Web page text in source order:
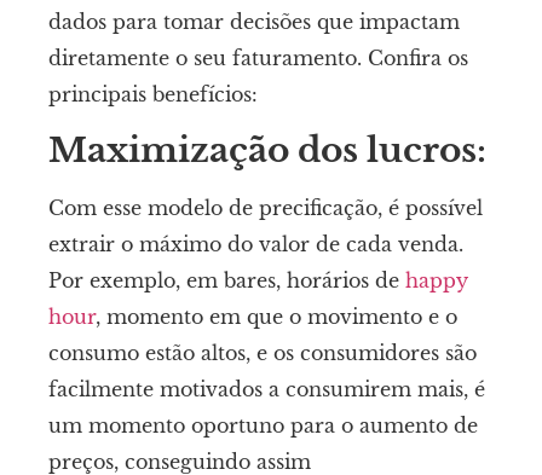
dados para tomar decisões que impactam
diretamente o seu faturamento. Confira os
principais benefícios:
Maximização dos lucros:
Com esse modelo de precificação, é possível
extrair o máximo do valor de cada venda.
Por exemplo, em bares, horários de happy
hour, momento em que o movimento e o
consumo estão altos, e os consumidores são
facilmente motivados a consumirem mais, é
um momento oportuno para o aumento de
preços, conseguindo assim